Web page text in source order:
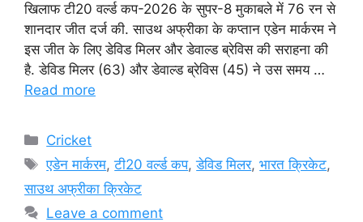
खिलाफ टी20 वर्ल्ड कप-2026 के सुपर-8 मुकाबले में 76 रन से
शानदार जीत दर्ज की. साउथ अफ्रीका के कप्तान एडेन मार्करम ने
इस जीत के लिए डेविड मिलर और डेवाल्ड ब्रेविस की सराहना की
है. डेविड मिलर (63) और डेवाल्ड ब्रेविस (45) ने उस समय …
Read more
Categories
Cricket
Tags
एडेन मार्करम,टी20 वर्ल्ड कप,डेविड मिलर,भारत क्रिकेट,
साउथ अफ्रीका क्रिकेट
Leave a comment